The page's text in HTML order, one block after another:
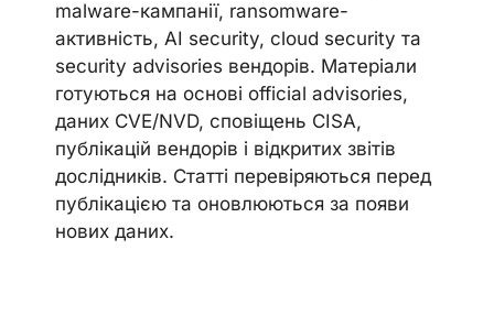
malware-кампанії, ransomware-
активність, AI security, cloud security та
security advisories вендорів. Матеріали
готуються на основі official advisories,
даних CVE/NVD, сповіщень CISA,
публікацій вендорів і відкритих звітів
дослідників. Статті перевіряються перед
публікацією та оновлюються за появи
нових даних.